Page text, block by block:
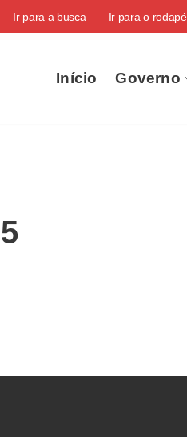
Ir para a busca Ir para o rodapé
Início Governo